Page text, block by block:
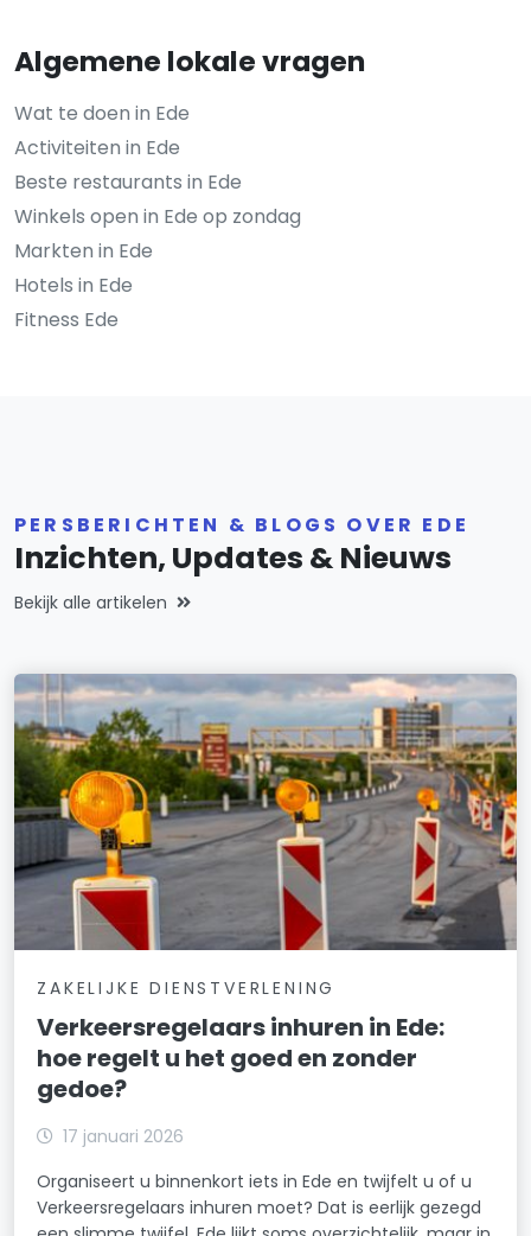
Algemene lokale vragen
Wat te doen in Ede
Activiteiten in Ede
Beste restaurants in Ede
Winkels open in Ede op zondag
Markten in Ede
Hotels in Ede
Fitness Ede
PERSBERICHTEN & BLOGS OVER EDE
Inzichten, Updates & Nieuws
Bekijk alle artikelen
ZAKELIJKE DIENSTVERLENING
Verkeersregelaars inhuren in Ede:
hoe regelt u het goed en zonder
gedoe?
17 januari 2026
Organiseert u binnenkort iets in Ede en twijfelt u of u
Verkeersregelaars inhuren moet? Dat is eerlijk gezegd